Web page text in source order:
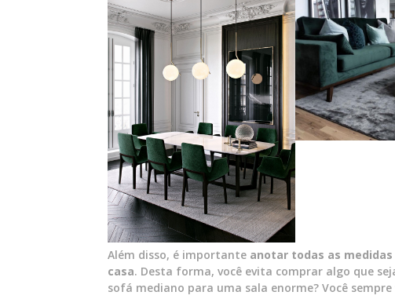
Além disso, é importante anotar todas as
casa. Desta forma, você evita comprar algo que
sofá mediano para uma sala enorme? Você